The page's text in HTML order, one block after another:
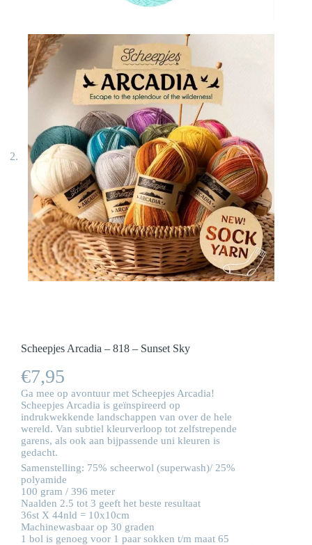
Scheepjes Arcadia – 818 – Sunset Sky
€7,95
Ga mee op avontuur met Scheepjes Arcadia!
Scheepjes Arcadia is geïnspireerd op
indrukwekkende landschappen van over de hele
wereld. Van subtiel kleurverloop tot zelfstrepende
garens, als ook aan bijpassende uni kleuren is
gedacht.
Samenstelling: 75% scheerwol (superwash)/ 25%
polyamide
100 gram / 396 meter
Naalden 2.5 tot 3 geeft het beste resultaat
36st X 44nld = 10x10cm
Machinewasbaar op 30 graden
1 bol is genoeg voor 1 paar sokken t/m maat 65